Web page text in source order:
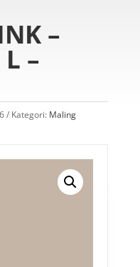
–
–
Kategori: Maling